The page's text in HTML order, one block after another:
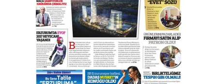
Ahmet Gökhan YAZICI
Ahmed Yesevi’den bir Alperen…
”Reisimiz” idi… Hakka yürüdü.!
26 Mart 2026 Perşembe
Cem Bakırcı
Ardında bıraktığı hatıralarıyla
gönül adamı Faruk Terzioğlu!
13 Mayıs 2026 Çarşamba